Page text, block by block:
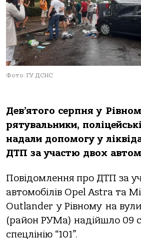
Фото: ГУ ДСНС
Дев’ятого серпня у
рятувальники,
надали допомогу у
ДТП за участю двох
Повідомлення про ДТП за
автомобілів Opel Astra та
Outlander у Рівному на
(район РУМа) надійшло 09
спецлінію “101”.